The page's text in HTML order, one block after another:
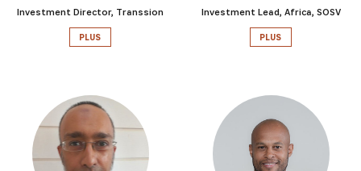
Investment Director, Transsion
PLUS
Investment Lead, Africa, SOSV
PLUS